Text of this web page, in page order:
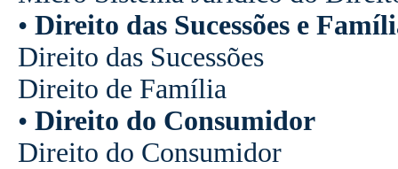
• Direito das Sucessões e
Direito das Sucessões
Direito de Família
• Direito do Consumidor
Direito do Consumidor